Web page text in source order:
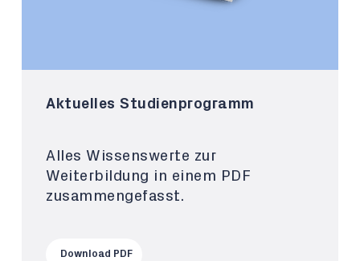
Aktuelles Studienprogramm
Alles Wissenswerte zur
Weiterbildung in einem PDF
zusammengefasst.
Download PDF